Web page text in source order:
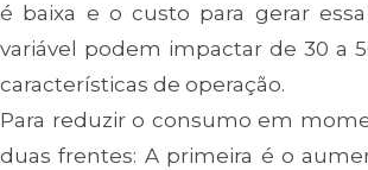
é baixa e o custo para gerar
variável podem impactar de 30 a
características de operação.
Para reduzir o consumo em
duas frentes: A primeira é o